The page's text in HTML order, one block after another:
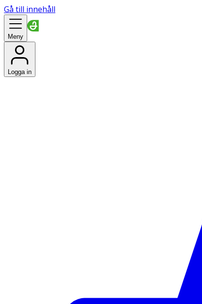
Gå till innehåll
Meny
Logga in